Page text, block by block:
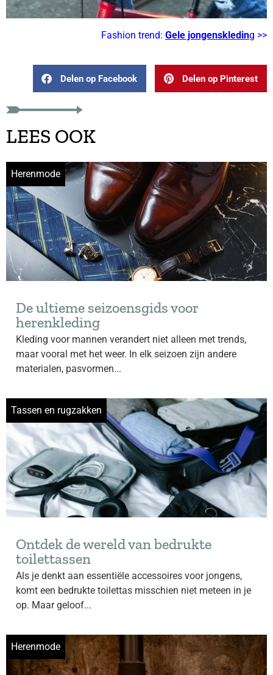
Fashion trend: Gele jongenskleding >>
Delen op Facebook Delen op Pinterest
LEES OOK
Herenmode
De ultieme seizoensgids voor
herenkleding
Kleding voor mannen verandert niet alleen met trends,
maar vooral met het weer. In elk seizoen zijn andere
materialen, pasvormen...
Tassen en rugzakken
Ontdek de wereld van bedrukte
toilettassen
Als je denkt aan essentiële accessoires voor jongens,
komt een bedrukte toilettas misschien niet meteen in je
op. Maar geloof...
Herenmode